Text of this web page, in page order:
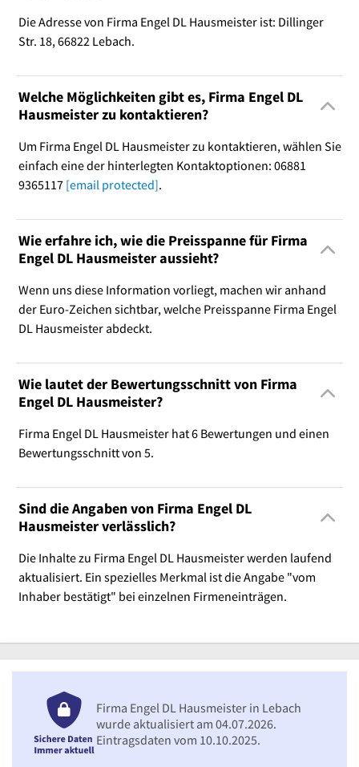
Die Adresse von Firma Engel DL Hausmeister ist: Dillinger
Str. 18, 66822 Lebach.
Welche Möglichkeiten gibt es, Firma Engel DL
Hausmeister zu kontaktieren?
Um Firma Engel DL Hausmeister zu kontaktieren, wählen Sie
einfach eine der hinterlegten Kontaktoptionen: 06881
9365117 [email protected].
Wie erfahre ich, wie die Preisspanne für Firma
Engel DL Hausmeister aussieht?
Wenn uns diese Information vorliegt, machen wir anhand
der Euro-Zeichen sichtbar, welche Preisspanne Firma Engel
DL Hausmeister abdeckt.
Wie lautet der Bewertungsschnitt von Firma
Engel DL Hausmeister?
Firma Engel DL Hausmeister hat 6 Bewertungen und einen
Bewertungsschnitt von 5.
Sind die Angaben von Firma Engel DL
Hausmeister verlässlich?
Die Inhalte zu Firma Engel DL Hausmeister werden laufend
aktualisiert. Ein spezielles Merkmal ist die Angabe "vom
Inhaber bestätigt" bei einzelnen Firmeneinträgen.
Firma Engel DL Hausmeister in Lebach
wurde aktualisiert am 04.07.2026.
Eintragsdaten vom 10.10.2025.